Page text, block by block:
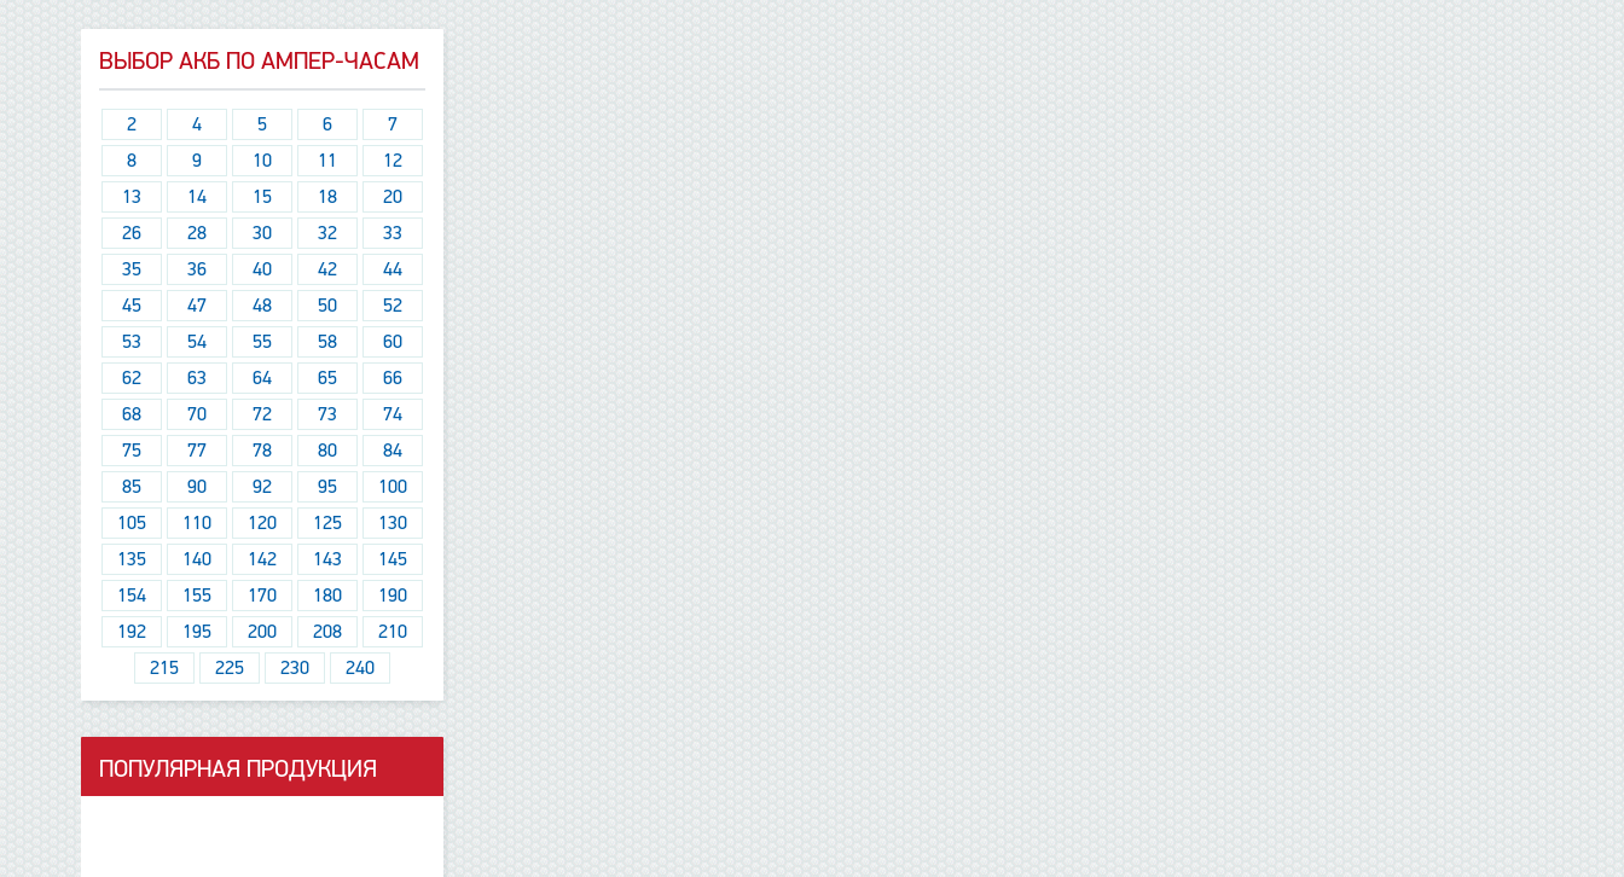
ВЫБОР АКБ ПО АМПЕР-ЧАСАМ
2 4 5 6
7
8
9 10 11
12
13
14 15 18
20
26
28 30 32
33
35
36 40 42
44
45
47 48 50
52
53
54 55 58
60
62
63 64 65
66
68
70 72 73
74
75
77 78 80
84
85
90 92 95
100
105
110 120 125
130
135
140 142 143
145
154
155 170 180
190
192
195 200 208
210
215
225 230 240
ПОПУЛЯРНАЯ ПРОДУКЦИЯ
данные отсутствуют